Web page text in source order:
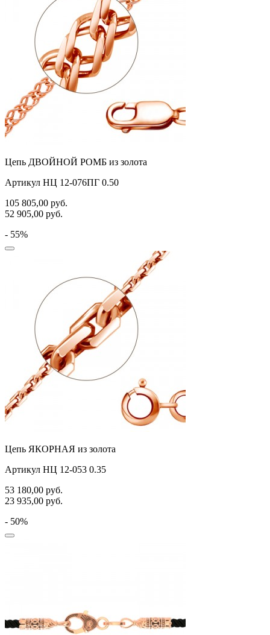
Цепь ДВОЙНОЙ РОМБ из золота
Артикул НЦ 12-076ПГ 0.50
105 805,00 руб.
52 905,00 руб.
- 55%
Цепь ЯКОРНАЯ из золота
Артикул НЦ 12-053 0.35
53 180,00 руб.
23 935,00 руб.
- 50%